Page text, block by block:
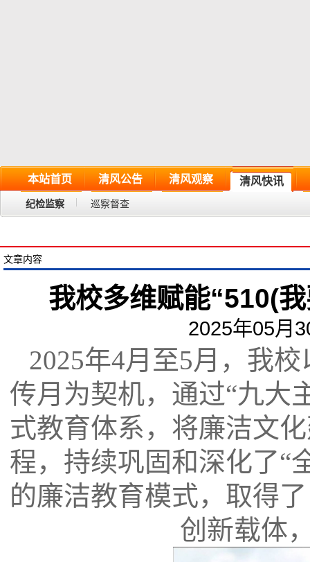
本站首页 清风公告 清风观察 清风快讯
纪检监察 巡察督查
文章内容
我校多维赋能“510(
2025年05月
2025年4月至5月， 我校
传月为契机，通过“九大
式教育体系，将廉洁文
程，持续巩固和深化了“
的廉洁教育模式，取得
创新载体